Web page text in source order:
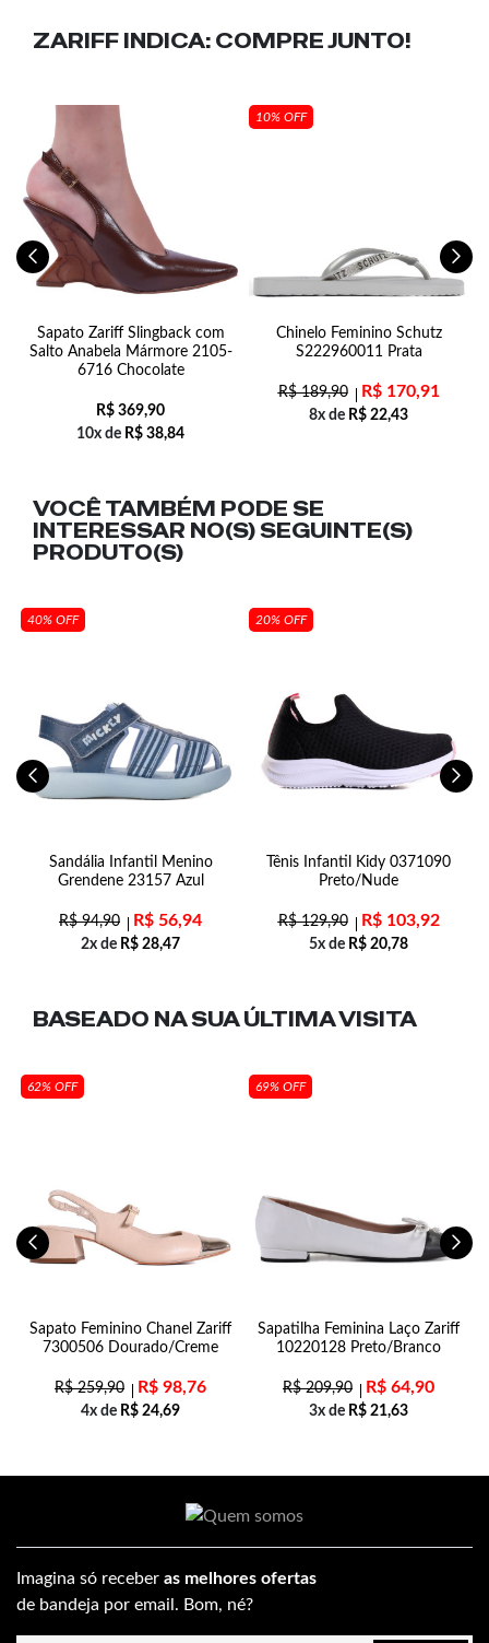
ZARIFF INDICA: COMPRE JUNTO!
Sapato Zariff Slingback com
Salto Anabela Mármore 2105-
6716 Chocolate
R$ 369,90
10x de R$ 38,84
10% OFF
Chinelo Feminino Schutz
S222960011 Prata
R$189,90 R$170,91
8x de R$ 22,43
VOCÊ TAMBÉM PODE SE
INTERESSAR NO(S) SEGUINTE(S)
PRODUTO(S)
40% OFF
Sandália Infantil Menino
Grendene 23157 Azul
R$94,90 R$ 56,94
2x de R$ 28,47
20% OFF
Tênis Infantil Kidy 0371090
Preto/Nude
R$129,90 R$103,92
5x de R$ 20,78
BASEADO NA SUAÚLTIMA VISITA
62% OFF
Sapato Feminino Chanel Zariff
7300506 Dourado/Creme
R$259,90 R$ 98,76
4x de R$ 24,69
69% OFF
Sapatilha Feminina Laço Zariff
10220128 Preto/Branco
R$209,90 R$ 64,90
3x de R$ 21,63
Imagina só receber as melhores ofertas
de bandeja por email. Bom, né?